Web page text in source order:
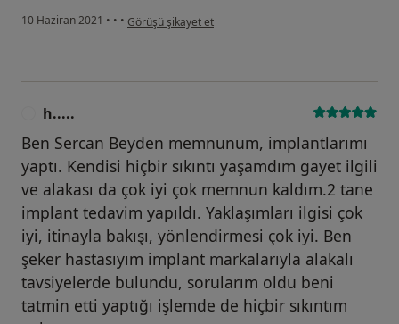
10 Haziran 2021 • • • kullanıcının görüşüne göre i̇....
Görüşü şikayet et
h.....
Ben Sercan Beyden memnunum, implantlarımı
yaptı. Kendisi hiçbir sıkıntı yaşamdım gayet ilgili
ve alakası da çok iyi çok memnun kaldım.2 tane
implant tedavim yapıldı. Yaklaşımları ilgisi çok
iyi, itinayla bakışı, yönlendirmesi çok iyi. Ben
şeker hastasıyım implant markalarıyla alakalı
tavsiyelerde bulundu, sorularım oldu beni
tatmin etti yaptığı işlemde de hiçbir sıkıntım